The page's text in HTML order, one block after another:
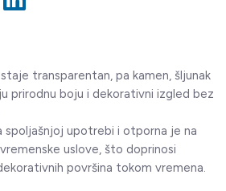
transparentan, pa kamen, šljunak
prirodnu boju i dekorativni izgled bez
spoljašnjoj upotrebi i otporna je na
uslove, što doprinosi
površina tokom vremena.